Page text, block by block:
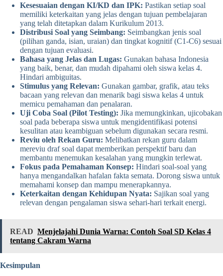
Kesesuaian dengan KI/KD dan IPK: Pastikan setiap soal
memiliki keterkaitan yang jelas dengan tujuan pembelajaran
yang telah ditetapkan dalam Kurikulum 2013.
Distribusi Soal yang Seimbang: Seimbangkan jenis soal
(pilihan ganda, isian, uraian) dan tingkat kognitif (C1-C6) sesuai
dengan tujuan evaluasi.
Bahasa yang Jelas dan Lugas: Gunakan bahasa Indonesia
yang baik, benar, dan mudah dipahami oleh siswa kelas 4.
Hindari ambiguitas.
Stimulus yang Relevan: Gunakan gambar, grafik, atau teks
bacaan yang relevan dan menarik bagi siswa kelas 4 untuk
memicu pemahaman dan penalaran.
Uji Coba Soal (Pilot Testing): Jika memungkinkan, ujicobakan
soal pada beberapa siswa untuk mengidentifikasi potensi
kesulitan atau keambiguan sebelum digunakan secara resmi.
Reviu oleh Rekan Guru: Melibatkan rekan guru dalam
mereviu draf soal dapat memberikan perspektif baru dan
membantu menemukan kesalahan yang mungkin terlewat.
Fokus pada Pemahaman Konsep: Hindari soal-soal yang
hanya mengandalkan hafalan fakta semata. Dorong siswa untuk
memahami konsep dan mampu menerapkannya.
Keterkaitan dengan Kehidupan Nyata: Sajikan soal yang
relevan dengan pengalaman siswa sehari-hari terkait energi.
READ Menjelajahi Dunia Warna: Contoh Soal SD Kelas 4
tentang Cakram Warna
Kesimpulan